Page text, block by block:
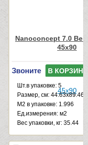
Nanoconcept 7.0
45x90
Звоните В КОРЗИНУ
Шт.в упаковке: 5
Размер, см: 44.63x89.46
М2 в упаковке: 1.996
Ед.измерения: м2
Веc упаковки, кг: 35.44